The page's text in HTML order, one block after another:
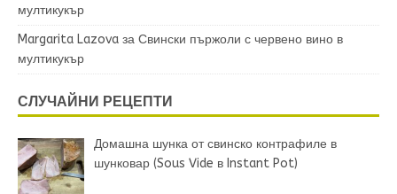
мултикукър
Margarita Lazova за Свински пържоли с червено вино в
мултикукър
СЛУЧАЙНИ РЕЦЕПТИ
Домашна шунка от свинско контрафиле в
шунковар (Sous Vide в Instant Pot)